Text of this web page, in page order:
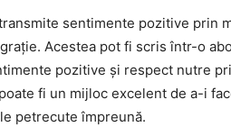
sentimente pozitive prin
Acestea pot fi scris într-o
pozitive și respect nutre
fi un mijloc excelent de a-i
petrecute împreună.